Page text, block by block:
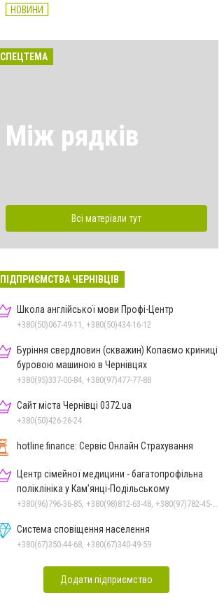
НОВИНИ
СПЕЦТЕМА
Між рядків
Всі матеріали тут
ПІДПРИЄМСТВА ЧЕРНІВЦІВ
Школа англійської мови Профі-Центр
+380(50)067-49-11, +380(50)434-16-12
Буріння свердловин (скважин) Копаємо криниці
буровою машиною в Чернівцях
+380(95)337-00-84, +380(97)477-77-88
Сайт міста Чернівці 0372.ua
+380(50)426-26-24
hotline.finance: Сервіс Онлайн Страхування
Центр сімейної медицини - багатопрофільна
поліклініка у Кам’янці-Подільському
Система сповіщення населення
+380(67)350-44-68, +380(67)340-49-59
Додати підприємство